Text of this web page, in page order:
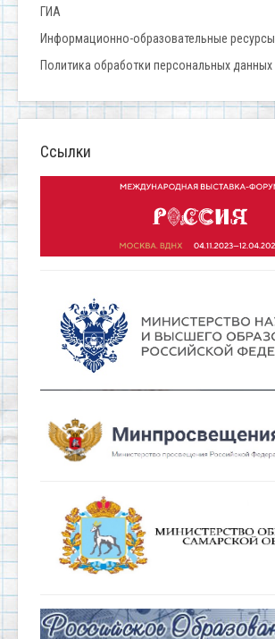
ГИА
Информационно-образовательные ресурсы
Политика обработки персональных данных
Ссылки